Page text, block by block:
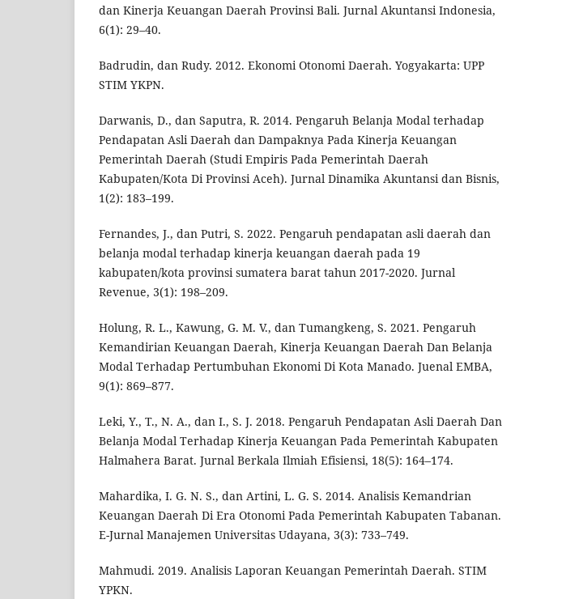
dan Kinerja Keuangan Daerah Provinsi Bali. Jurnal Akuntansi Indonesia,
6(1): 29–40.
Badrudin, dan Rudy. 2012. Ekonomi Otonomi Daerah. Yogyakarta: UPP
STIM YKPN.
Darwanis, D., dan Saputra, R. 2014. Pengaruh Belanja Modal terhadap
Pendapatan Asli Daerah dan Dampaknya Pada Kinerja Keuangan
Pemerintah Daerah (Studi Empiris Pada Pemerintah Daerah
Kabupaten/Kota Di Provinsi Aceh). Jurnal Dinamika Akuntansi dan Bisnis,
1(2): 183–199.
Fernandes, J., dan Putri, S. 2022. Pengaruh pendapatan asli daerah dan
belanja modal terhadap kinerja keuangan daerah pada 19
kabupaten/kota provinsi sumatera barat tahun 2017-2020. Jurnal
Revenue, 3(1): 198–209.
Holung, R. L., Kawung, G. M. V., dan Tumangkeng, S. 2021. Pengaruh
Kemandirian Keuangan Daerah, Kinerja Keuangan Daerah Dan Belanja
Modal Terhadap Pertumbuhan Ekonomi Di Kota Manado. Juenal EMBA,
9(1): 869–877.
Leki, Y., T., N. A., dan I., S. J. 2018. Pengaruh Pendapatan Asli Daerah Dan
Belanja Modal Terhadap Kinerja Keuangan Pada Pemerintah Kabupaten
Halmahera Barat. Jurnal Berkala Ilmiah Efisiensi, 18(5): 164–174.
Mahardika, I. G. N. S., dan Artini, L. G. S. 2014. Analisis Kemandrian
Keuangan Daerah Di Era Otonomi Pada Pemerintah Kabupaten Tabanan.
E-Jurnal Manajemen Universitas Udayana, 3(3): 733–749.
Mahmudi. 2019. Analisis Laporan Keuangan Pemerintah Daerah. STIM
YPKN.